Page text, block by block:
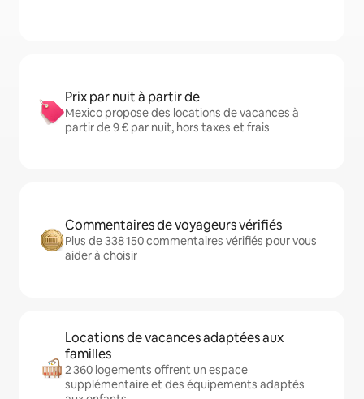
Prix par nuit à partir de
Mexico propose des locations de vacances à
partir de 9 € par nuit, hors taxes et frais
Commentaires de voyageurs vérifiés
Plus de 338 150 commentaires vérifiés pour vous
aider à choisir
Locations de vacances adaptées aux
familles
2 360 logements offrent un espace
supplémentaire et des équipements adaptés